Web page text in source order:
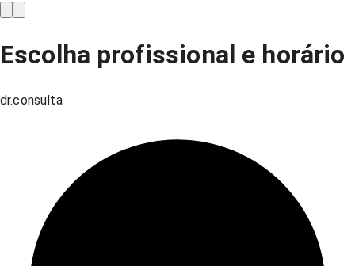
Escolha profissional e horário
dr.consulta